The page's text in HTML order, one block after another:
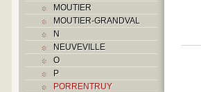
MOUTIER
MOUTIER-GRANDVAL
N
NEUVEVILLE
O
P
PORRENTRUY